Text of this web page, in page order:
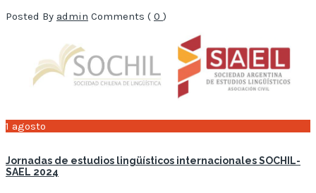
Posted By admin Comments ( 0 )
1 agosto
Jornadas de estudios lingüísticos internacionales SOCHIL-
SAEL 2024